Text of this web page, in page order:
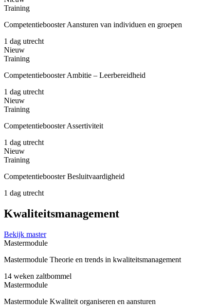
Training
Competentiebooster Aansturen van individuen en groepen
1 dag utrecht
Nieuw
Training
Competentiebooster Ambitie – Leerbereidheid
1 dag utrecht
Nieuw
Training
Competentiebooster Assertiviteit
1 dag utrecht
Nieuw
Training
Competentiebooster Besluitvaardigheid
1 dag utrecht
Kwaliteitsmanagement
Bekijk master
Mastermodule
Mastermodule Theorie en trends in kwaliteitsmanagement
14 weken zaltbommel
Mastermodule
Mastermodule Kwaliteit organiseren en aansturen